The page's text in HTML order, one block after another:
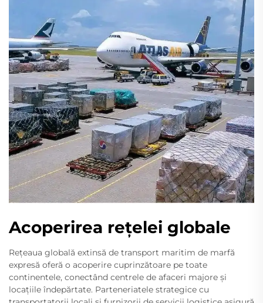
Acoperirea rețelei globale
Rețeaua globală extinsă de transport maritim de marfă
expresă oferă o acoperire cuprinzătoare pe toate
continentele, conectând centrele de afaceri majore și
locațiile îndepărtate. Parteneriatele strategice cu